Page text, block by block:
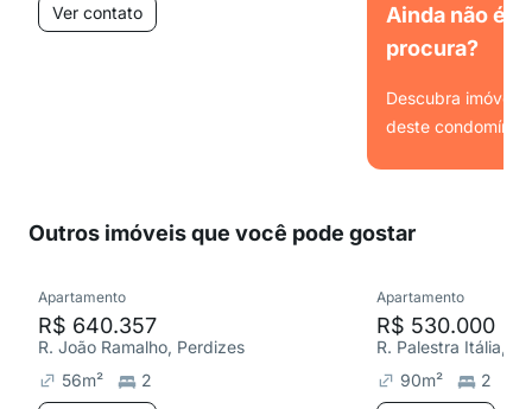
Ver contato
Ainda não é
procura?
Descubra imóveis
deste condomínio.
Outros imóveis que você pode gostar
Apartamento
R$ 640.357
R. João Ramalho, Perdizes
56m²
2
Apartamento
R$ 530.000
R. Palestra Itália,
90m²
2